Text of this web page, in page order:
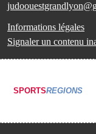
Informations légales
Signaler un contenu
SPORTSREGIONS